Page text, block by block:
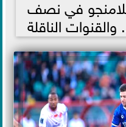
في نصف
والقنوات الناقلة